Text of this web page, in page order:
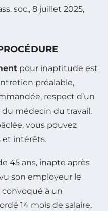
soc., 8 juillet 2025,
pour inaptitude est
préalable,
respect d’un
du médecin du travail.
vous pouvez
et intérêts.
45 ans, inapte après
son employeur le
convoqué à un
14 mois de salaire.